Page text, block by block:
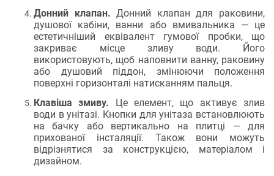
Донний клапан.Донний клапан для раковини,
душової кабіни, ванни або вмивальника — це
естетичніший еквівалент гумової пробки, що
закриває місце зливу води. Його
використовують, щоб наповнити ванну, раковину
або душовий піддон, змінюючи положення
поверхні горизонталі натисканням пальця.
Клавіша змиву.
Це елемент, що активує злив
води в унітазі. Кнопки для унітаза встановлюють
на бачку або вертикально на плитці — для
прихованої інсталяції. Також вони можуть
відрізнятися за конструкцією, матеріалом і
дизайном.